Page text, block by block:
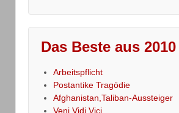
Das Beste aus 2010
Arbeitspflicht
Postantike Tragödie
Afghanistan,Taliban-Aussteiger
Veni,Vidi,Vici